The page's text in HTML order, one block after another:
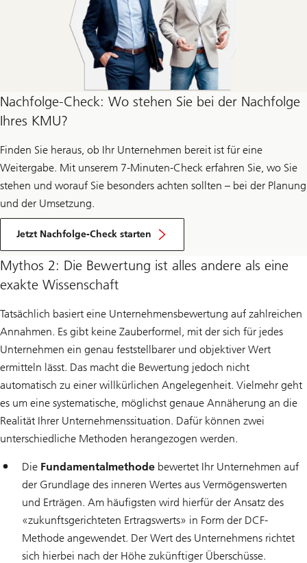
Nachfolge-Check: Wo stehen Sie bei der Nachfolge
Ihres KMU?
Finden Sie heraus, ob Ihr Unternehmen bereit ist für eine
Weitergabe. Mit unserem 7-Minuten-Check erfahren Sie, wo Sie
stehen und worauf Sie besonders achten sollten – bei der Planung
und der Umsetzung.
Jetzt Nachfolge-Check starten
über
nachfolge-
Mythos 2: Die Bewertung ist alles andere als eine
exakte Wissenschaft
Tatsächlich basiert eine Unternehmensbewertung auf zahlreichen
Annahmen. Es gibt keine Zauberformel, mit der sich für jedes
Unternehmen ein genau feststellbarer und objektiver Wert
ermitteln lässt. Das macht die Bewertung jedoch nicht
automatisch zu einer willkürlichen Angelegenheit. Vielmehr geht
es um eine systematische, möglichst genaue Annäherung an die
Realität Ihrer Unternehmenssituation. Dafür können zwei
unterschiedliche Methoden herangezogen werden.
Die Fundamentalmethode bewertet Ihr Unternehmen auf
der Grundlage des inneren Wertes aus Vermögenswerten
und Erträgen. Am häufigsten wird hierfür der Ansatz des
«zukunftsgerichteten Ertragswerts» in Form der DCF-
Methode angewendet. Der Wert des Unternehmens richtet
sich hierbei nach der Höhe zukünftiger Überschüsse.